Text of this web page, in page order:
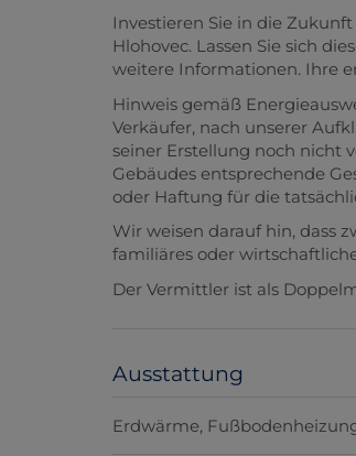
Investieren Sie in die
Hlohovec. Lassen Sie sich
weitere Informationen. Ihre
Hinweis gemäß
Verkäufer, nach unserer
seiner Erstellung noch nicht
Gebäudes entsprechende
oder Haftung für die
Wir weisen darauf hin, dass
familiäres oder
Der Vermittler ist als
Ausstattung
Erdwärme